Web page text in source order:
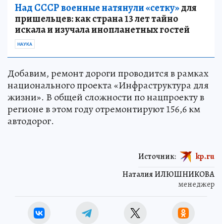
Над СССР военные натянули «сетку»для
пришельцев: как страна 13 лет тайно
искала и изучала инопланетных гостей
НАУКА
Добавим, ремонт дороги проводится в рамках
национального проекта «Инфраструктура для
жизни». В общей сложности по нацпроекту в
регионе в этом году отремонтируют 156,6 км
автодорог.
Наталия ИЛЮШНИКОВА
менеджер
Источник: kp.ru